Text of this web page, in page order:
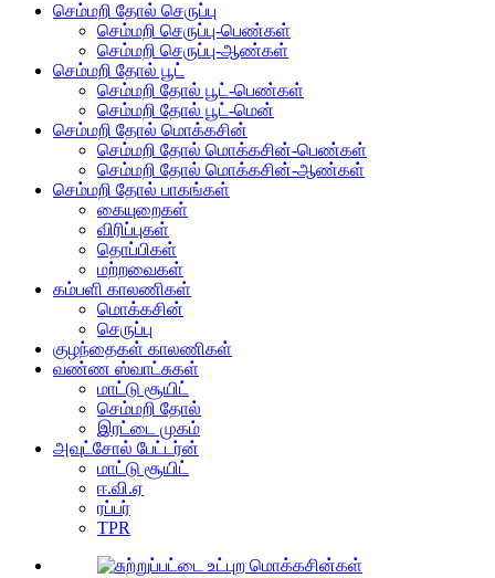
செம்மறி தோல் செருப்பு
செம்மறி செருப்பு-பெண்கள்
செம்மறி செருப்பு-ஆண்கள்
செம்மறி தோல் பூட்
செம்மறி தோல் பூட்-பெண்கள்
செம்மறி தோல் பூட்-மென்
செம்மறி தோல் மொக்கசின்
செம்மறி தோல் மொக்கசின்-பெண்கள்
செம்மறி தோல் மொக்கசின்-ஆண்கள்
செம்மறி தோல் பாகங்கள்
கையுறைகள்
விரிப்புகள்
தொப்பிகள்
மற்றவைகள்
கம்பளி காலணிகள்
மொக்கசின்
செருப்பு
குழந்தைகள் காலணிகள்
வண்ண ஸ்வாட்சுகள்
மாட்டு சூயிட்
செம்மறி தோல்
இரட்டை முகம்
அவுட்சோல் பேட்டர்ன்
மாட்டு சூயிட்
ஈ.வி.ஏ
ரப்பர்
TPR